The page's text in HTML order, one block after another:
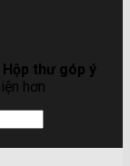
Hộp thư góp ý
hơn